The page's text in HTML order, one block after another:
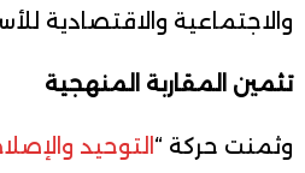
والاجتماعية والاقتصادية
تثمين المقاربة المنهجية
وثمنت حركة “ التوحيد